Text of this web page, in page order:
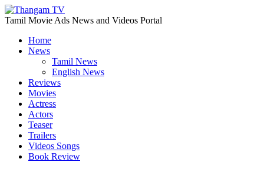
Tamil Movie Ads News and Videos Portal
Home
News
Tamil News
English News
Reviews
Movies
Actress
Actors
Teaser
Trailers
Videos Songs
Book Review